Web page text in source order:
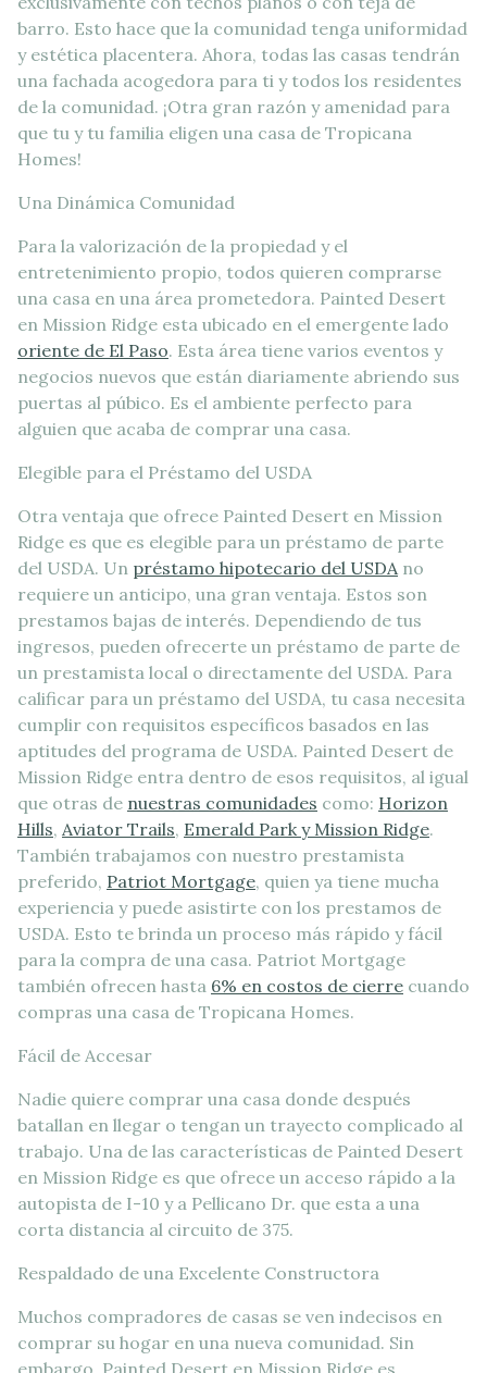
barro. Esto hace que la comunidad tenga uniformidad
y estética placentera. Ahora, todas las casas tendrán
una fachada acogedora para ti y todos los residentes
de la comunidad. ¡Otra gran razón y amenidad para
que tu y tu familia eligen una casa de Tropicana
Homes!
Una Dinámica Comunidad
Para la valorización de la propiedad y el
entretenimiento propio, todos quieren comprarse
una casa en una área prometedora. Painted Desert
en Mission Ridge esta ubicado en el emergente lado
oriente de El Paso. Esta área tiene varios eventos y
negocios nuevos que están diariamente abriendo sus
puertas al púbico. Es el ambiente perfecto para
alguien que acaba de comprar una casa.
Elegible para el Préstamo del USDA
Otra ventaja que ofrece Painted Desert en Mission
Ridge es que es elegible para un préstamo de parte
del USDA. Un préstamo hipotecario del USDAno
requiere un anticipo, una gran ventaja. Estos son
prestamos bajas de interés. Dependiendo de tus
ingresos, pueden ofrecerte un préstamo de parte de
un prestamista local o directamente del USDA. Para
calificar para un préstamo del USDA, tu casa necesita
cumplir con requisitos específicos basados en las
aptitudes del programa de USDA. Painted Desert de
Mission Ridge entra dentro de esos requisitos, al igual
que otras de nuestras comunidades como: Horizon
Hills, Aviator Trails, Emerald Park y Mission Ridge.
También trabajamos con nuestro prestamista
preferido, Patriot Mortgage, quien ya tiene mucha
experiencia y puede asistirte con los prestamos de
USDA. Esto te brinda un proceso más rápido y fácil
para la compra de una casa. Patriot Mortgage
también ofrecen hasta 6% en costos de cierre cuando
compras una casa de Tropicana Homes.
Fácil de Accesar
Nadie quiere comprar una casa donde después
batallan en llegar o tengan un trayecto complicado al
trabajo. Una de las características de Painted Desert
en Mission Ridge es que ofrece un acceso rápido a la
autopista de I-10 y a Pellicano Dr. que esta a una
corta distancia al circuito de 375.
Respaldado de una Excelente Constructora
Muchos compradores de casas se ven indecisos en
comprar su hogar en una nueva comunidad. Sin